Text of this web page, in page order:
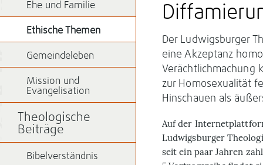
Der Ludwigsburger
eine Akzeptanz
Verächtlichmachung
zur Homosexualität
Hinschauen als
Auf der
Ludwigsburger
seit ein paar Jahren
Ehe und Familie
Ethische Themen
Gemeindeleben
Mission und
Evangelisation
Theologische
Beiträge
Bibelverständnis